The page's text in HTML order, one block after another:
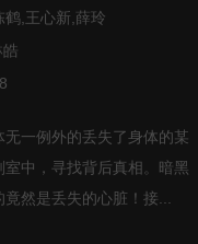
,王心新,薛玲
皓
一例外的丢失了身体的某
中，寻找背后真相。暗黑
然是丢失的心脏！接...